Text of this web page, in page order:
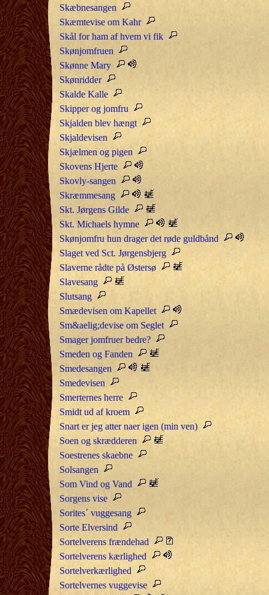
Skæbnesangen
Skæmtevise om Kahr
Skål for ham af hvem vi fik
Skønjomfruen
Skønne Mary
Skønridder
Skalde Kalle
Skipper og jomfru
Skjalden blev hængt
Skjaldevisen
Skjælmen og pigen
Skovens Hjerte
Skovly-sangen
Skræmmesang
Skt. Jørgens Gilde
Skt. Michaels hymne
Skønjomfru hun drager det røde guldbånd
Slaget ved Sct. Jørgensbjerg
Slaverne rådte på Østersø
Slavesang
Slutsang
Smædevisen om Kapellet
Sm&aelig;devise om Seglet
Smager jomfruer bedre?
Smeden og Fanden
Smedesangen
Smedevisen
Smerternes herre
Smidt ud af kroem
Snart er jeg atter naer igen (min ven)
Soen og skrædderen
Soestrenes skaebne
Solsangen
Som Vind og Vand
Sorgens vise
Sorites´ vuggesang
Sorte Elversind
Sortelverens frændehad
Sortelverens kærlighed
Sortelverkærlighed
Sortelvernes vuggevise